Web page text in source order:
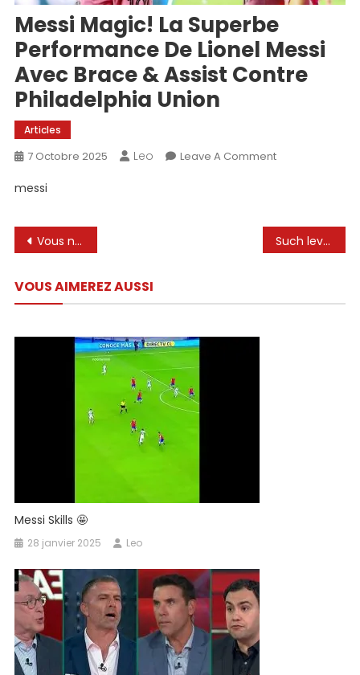
Messi Magic! La Superbe
Performance De Lionel Messi
Avec Brace & Assist Contre
Philadelphia Union
Articles
7 Octobre 2025 Leo Leave A CommentOn
Superbe
Performance
Messi
messi
Navigation
l’article
Vous ne croirez pas ce que Leo Messi a chargé dans le PSG! #Shorts Such level of dominance | LEO MESSI #messi #premierleague #ronaldo #messifans #viral #trendingnow
VOUS AIMEREZ AUSSI
Messi Skills 🤩
28 janvier 2025 Leo